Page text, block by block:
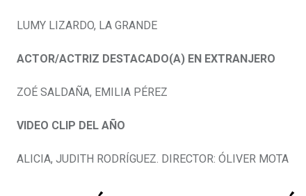
LUMY LIZARDO, LA GRANDE
ACTOR/ACTRIZ DESTACADO(A) EN EXTRANJERO
ZOÉ SALDAÑA, EMILIA PÉREZ
VIDEO CLIP DEL AÑO
ALICIA, JUDITH RODRÍGUEZ. DIRECTOR: ÓLIVER MOTA